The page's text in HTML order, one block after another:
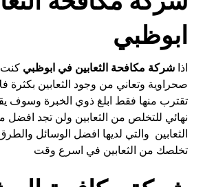
ابوظبي
اذاشركة مكافحة الثعابين في ابوظبي
صحراوية وتعاني من وجود الثعابين بكثرة
تقترب منها فقط ابلغ ذوي الخبرة وسوف
نهائي للتخلص من الثعابين ولن تجد
الثعابين والتي لديها افضل الوسائل
تخلصك من الثعابين في اسرع وقت